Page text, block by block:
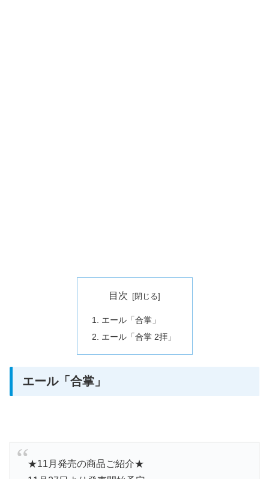
目次
エール「合掌」
エール「合掌 2拝」
エール「合掌」
★11月発売の商品ご紹介★